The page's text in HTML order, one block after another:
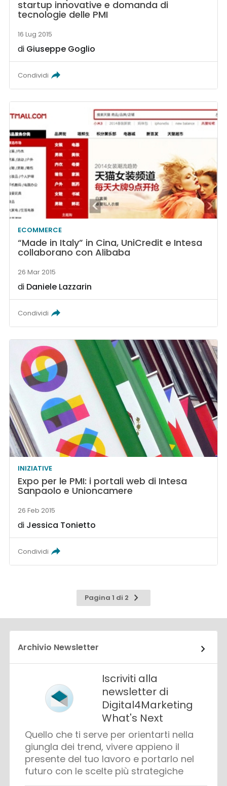
startup innovative e domanda di
tecnologie delle PMI
16 Lug 2015
di Giuseppe Goglio
Condividi
ECOMMERCE
“Made in Italy” in Cina, UniCredit e Intesa
collaborano con Alibaba
26 Mar 2015
di Daniele Lazzarin
Condividi
INIZIATIVE
Expo per le PMI: i portali web di Intesa
Sanpaolo e Unioncamere
26 Feb 2015
di Jessica Tonietto
Condividi
Pagina 1 di 2
Pagina
successiva
Archivio Newsletter
Iscriviti alla
newsletter di
Digital4Marketing
What's Next
Quello che ti serve per orientarti nella
giungla dei trend, vivere appieno il
presente del tuo lavoro e portarlo nel
futuro con le scelte più strategiche